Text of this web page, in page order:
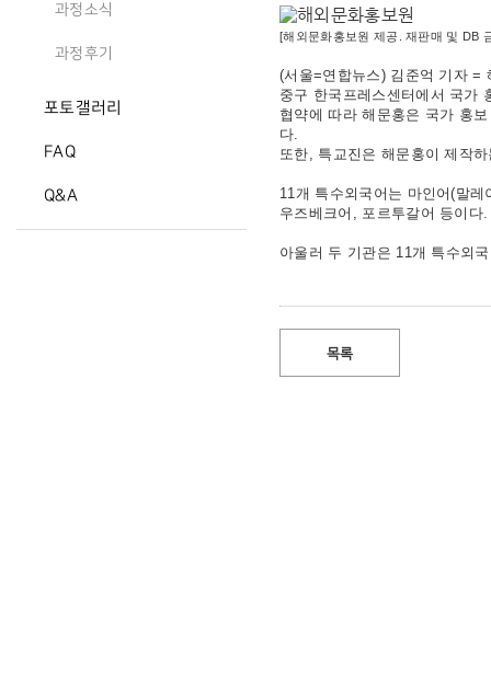
과정소식
과정후기
포토갤러리
FAQ
Q&A
[해외문화홍보원 제공. 재판매 및 DB
(서울=연합뉴스) 김준억 기자 =
중구 한국프레스센터에서 국가
협약에 따라 해문홍은 국가 홍
다.
또한, 특교진은 해문홍이 제작
11개 특수외국어는 마인어(말
우즈베크어, 포르투갈어 등이다.
아울러 두 기관은 11개 특수외
목록